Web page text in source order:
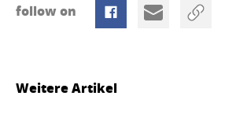
follow on
Weitere Artikel